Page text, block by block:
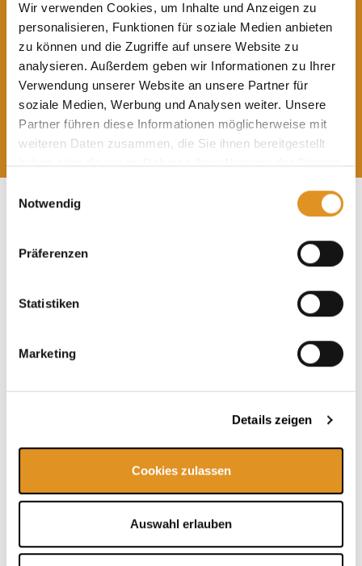
Wir verwenden Cookies, um Inhalte und Anzeigen zu
personalisieren, Funktionen für soziale Medien anbieten
zu können und die Zugriffe auf unsere Website zu
analysieren. Außerdem geben wir Informationen zu Ihrer
Verwendung unserer Website an unsere Partner für
soziale Medien, Werbung und Analysen weiter. Unsere
Partner führen diese Informationen möglicherweise mit
weiteren Daten zusammen, die Sie ihnen bereitgestellt
haben oder die sie im Rahmen Ihrer Nutzung der Dienste
Cookies, wenn Sie unsere Webseite weiterhin nutzen.
Notwendig
Präferenzen
Statistiken
Marketing
Details zeigen
Cookies zulassen
Auswahl erlauben
Eintrittsgutscheine
ab 25,00 €
Angebote
Karriere